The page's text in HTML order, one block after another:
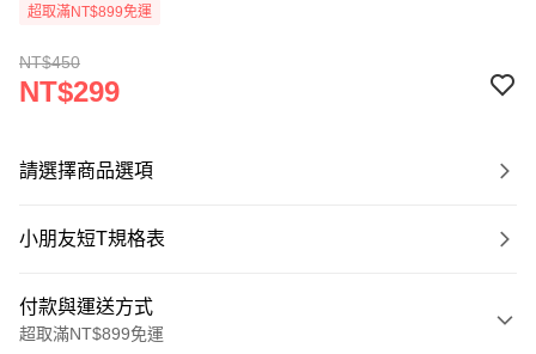
超取滿NT$899免運
NT$450
NT$299
請選擇商品選項
小朋友短T規格表
付款與運送方式
超取滿NT$899免運